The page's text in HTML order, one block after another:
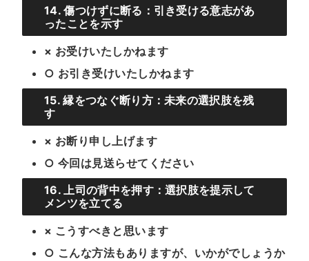
14. 傷つけずに断る：引き受ける意志があ
ったことを示す
× お受けいたしかねます
○ お引き受けいたしかねます
15. 縁をつなぐ断り方：未来の選択肢を残
す
× お断り申し上げます
○ 今回は見送らせてください
16. 上司の背中を押す：選択肢を提示して
メンツを立てる
× こうすべきと思います
○ こんな方法もありますが、いかがでしょうか